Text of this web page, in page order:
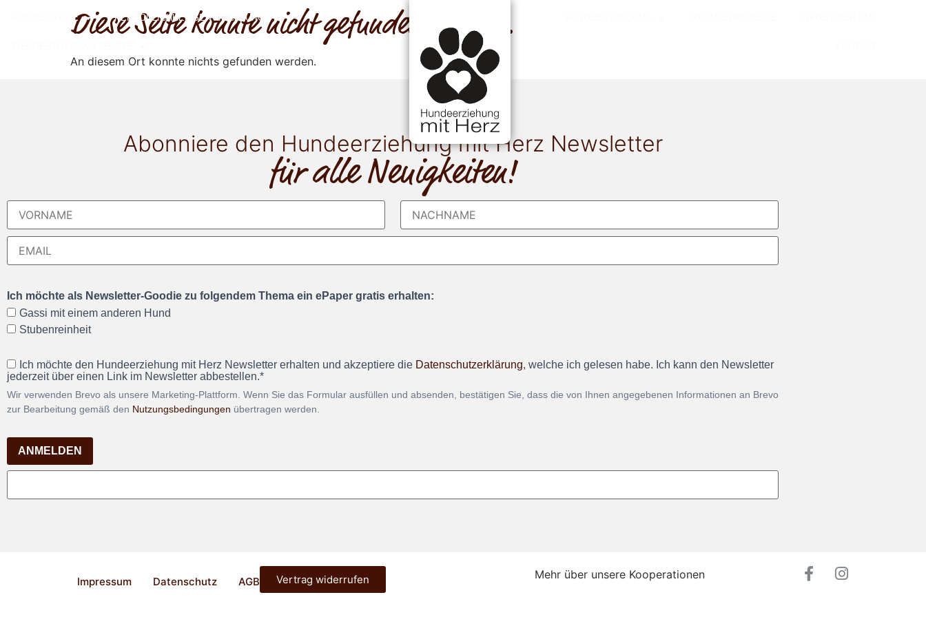
HUNDESCHULE PERSÖNLICHKEITSENTWICKLUNG
Diese Seite konnte nicht gefunden werden.
An diesem Ort konnte nichts gefunden werden.
Abonniere den Hundeerziehung mit Herz Newsletter
für alle Neuigkeiten!
Ich möchte als Newsletter-Goodie zu folgendem Thema ein ePaper gratis erhalten:
Gassi mit einem anderen Hund
Stubenreinheit
Ich möchte den Hundeerziehung mit Herz Newsletter erhalten und akzeptiere die Datenschutzerklärung, welche ich gelesen habe. Ich kann den Newsletter
jederzeit über einen Link im Newsletter abbestellen.*
Wir verwenden Brevo als unsere Marketing-Plattform. Wenn Sie das Formular ausfüllen und absenden, bestätigen Sie, dass die von Ihnen angegebenen Informationen an Brevo
zur Bearbeitung gemäß den Nutzungsbedingungen übertragen werden.
ANMELDEN
Impressum Datenschutz AGB Vertrag widerrufen Mehr über unsere Kooperationen